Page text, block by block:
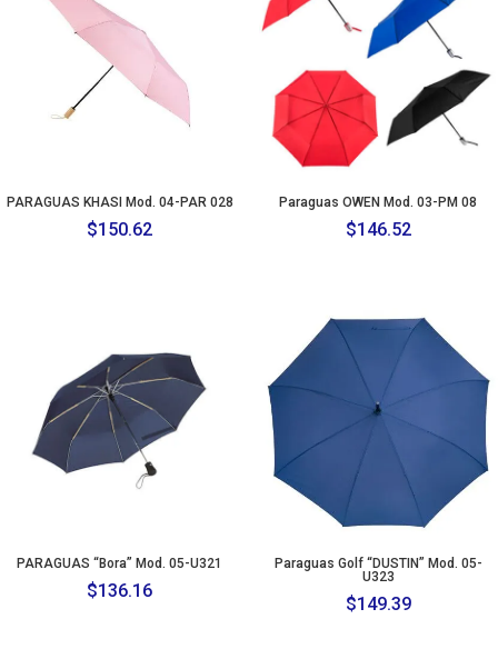
PARAGUAS KHASI Mod. 04-PAR 028
$150.62
Paraguas OWEN Mod. 03-PM 08
$146.52
PARAGUAS “Bora” Mod. 05-U321
$136.16
Paraguas Golf “DUSTIN” Mod. 05-
U323
$149.39